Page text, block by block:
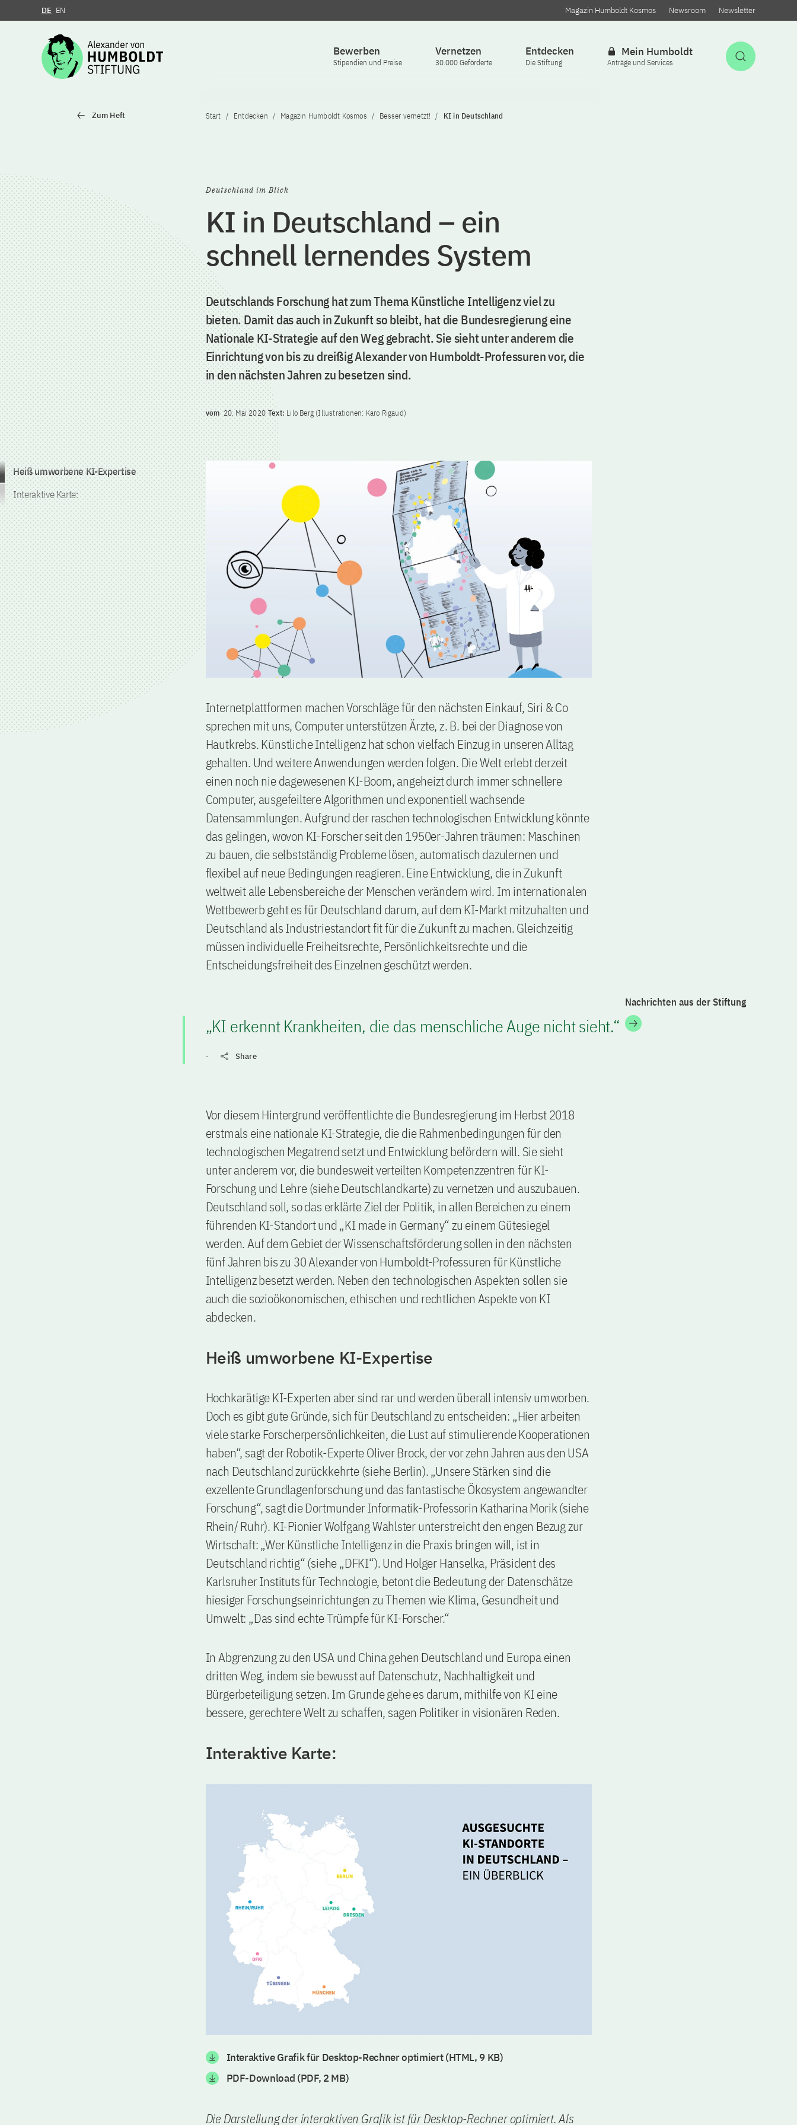
Zum Inhalt springen
DE EN Magazin Humboldt Kosmos Newsroom Newsletter
Bewerben
Stipendien und Preise
Vernetzen
30.000 Geförderte
Entdecken
Die Stiftung
Mein Humboldt
Anträge und Services
Zum Heft Start Entdecken Magazin Humboldt Kosmos Besser vernetzt! KI in Deutschland
Deutschland im Blick
KI in Deutschland – ein
schnell lernendes System
Deutschlands Forschung hat zum Thema Künstliche Intelligenz viel zu
bieten. Damit das auch in Zukunft so bleibt, hat die Bundesregierung eine
Nationale KI-Strategie auf den Weg gebracht. Sie sieht unter anderem die
Einrichtung von bis zu dreißig Alexander von Humboldt-Professuren vor, die
in den nächsten Jahren zu besetzen sind.
vom 20. Mai 2020 Text: Lilo Berg (Illustrationen: Karo Rigaud)
Zum Inhalt springen
Heiß umworbene KI-Expertise
Interaktive Karte:
Internetplattformen machen Vorschläge für den nächsten Einkauf, Siri & Co
sprechen mit uns, Computer unterstützen Ärzte, z. B. bei der Diagnose von
Hautkrebs. Künstliche Intelligenz hat schon vielfach Einzug in unseren Alltag
gehalten. Und weitere Anwendungen werden folgen. Die Welt erlebt derzeit
einen noch nie dagewesenen KI-Boom, angeheizt durch immer schnellere
Computer, ausgefeiltere Algorithmen und exponentiell wachsende
Datensammlungen. Aufgrund der raschen technologischen Entwicklung könnte
das gelingen, wovon KI-Forscher seit den 1950er-Jahren träumen: Maschinen
zu bauen, die selbstständig Probleme lösen, automatisch dazulernen und
flexibel auf neue Bedingungen reagieren. Eine Entwicklung, die in Zukunft
weltweit alle Lebensbereiche der Menschen verändern wird. Im internationalen
Wettbewerb geht es für Deutschland darum, auf dem KI-Markt mitzuhalten und
Deutschland als Industriestandort fit für die Zukunft zu machen. Gleichzeitig
müssen individuelle Freiheitsrechte, Persönlichkeitsrechte und die
Entscheidungsfreiheit des Einzelnen geschützt werden.
Nachrichten aus der Stiftung
„KI erkennt Krankheiten, die das menschliche Auge nicht sieht.“
- Share
Vor diesem Hintergrund veröffentlichte die Bundesregierung im Herbst 2018
erstmals eine nationale KI-Strategie, die die Rahmenbedingungen für den
technologischen Megatrend setzt und Entwicklung befördern will. Sie sieht
unter anderem vor, die bundesweit verteilten Kompetenzzentren für KI-
Forschung und Lehre (siehe Deutschlandkarte) zu vernetzen und auszubauen.
Deutschland soll, so das erklärte Ziel der Politik, in allen Bereichen zu einem
führenden KI-Standort und „KI made in Germany“ zu einem Gütesiegel
werden. Auf dem Gebiet der Wissenschaftsförderung sollen in den nächsten
fünf Jahren bis zu 30 Alexander von Humboldt-Professuren für Künstliche
Intelligenz besetzt werden. Neben den technologischen Aspekten sollen sie
auch die sozioökonomischen, ethischen und rechtlichen Aspekte von KI
abdecken.
Heiß umworbene KI-Expertise
Hochkarätige KI-Experten aber sind rar und werden überall intensiv umworben.
Doch es gibt gute Gründe, sich für Deutschland zu entscheiden: „Hier arbeiten
viele starke Forscherpersönlichkeiten, die Lust auf stimulierende Kooperationen
haben“, sagt der Robotik-Experte Oliver Brock, der vor zehn Jahren aus den USA
nach Deutschland zurückkehrte (siehe Berlin). „Unsere Stärken sind die
exzellente Grundlagenforschung und das fantastische Ökosystem angewandter
Forschung“, sagt die Dortmunder Informatik-Professorin Katharina Morik (siehe
Rhein/ Ruhr). KI-Pionier Wolfgang Wahlster unterstreicht den engen Bezug zur
Wirtschaft: „Wer Künstliche Intelligenz in die Praxis bringen will, ist in
Deutschland richtig“ (siehe „DFKI“). Und Holger Hanselka, Präsident des
Karlsruher Instituts für Technologie, betont die Bedeutung der Datenschätze
hiesiger Forschungseinrichtungen zu Themen wie Klima, Gesundheit und
Umwelt: „Das sind echte Trümpfe für KI-Forscher.“
In Abgrenzung zu den USA und China gehen Deutschland und Europa einen
dritten Weg, indem sie bewusst auf Datenschutz, Nachhaltigkeit und
Bürgerbeteiligung setzen. Im Grunde gehe es darum, mithilfe von KI eine
bessere, gerechtere Welt zu schaffen, sagen Politiker in visionären Reden.
Interaktive Karte:
Interaktive Grafik für Desktop-Rechner optimiert (HTML, 9 KB)
PDF-Download (PDF, 2 MB)
Die Darstellung der interaktiven Grafik ist für Desktop-Rechner optimiert. Als